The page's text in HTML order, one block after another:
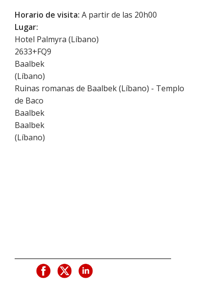
Horario de visita: A partir de las 20h00
Lugar:
Hotel Palmyra (Líbano)
2633+FQ9
Baalbek
(Líbano)
Ruinas romanas de Baalbek (Líbano) - Templo
de Baco
Baalbek
Baalbek
(Líbano)